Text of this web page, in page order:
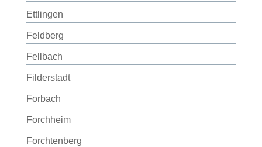
Ettlingen
Feldberg
Fellbach
Filderstadt
Forbach
Forchheim
Forchtenberg